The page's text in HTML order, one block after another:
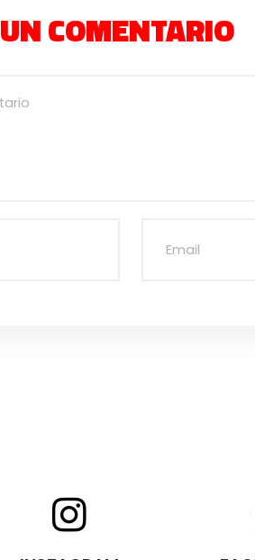
UN COMENTARIO